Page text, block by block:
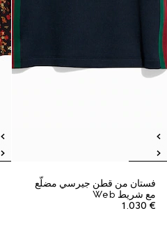
فستان من قطن جيرسي مضلّع
مع شريط Web
€ 1.030